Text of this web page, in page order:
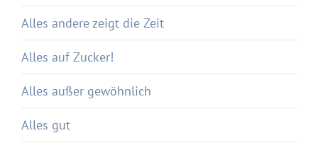
Alles andere zeigt die Zeit
Alles auf Zucker!
Alles außer gewöhnlich
Alles gut